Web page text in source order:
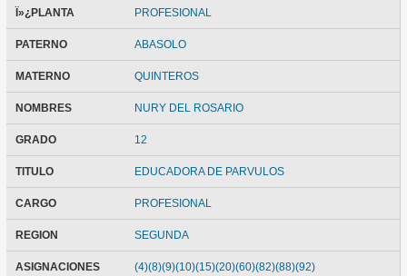
Ï»¿PLANTA PROFESIONAL
PATERNO ABASOLO
MATERNO QUINTEROS
NOMBRES NURY DEL ROSARIO
GRADO 12
TITULO EDUCADORA DE PARVULOS
CARGO PROFESIONAL
REGION SEGUNDA
ASIGNACIONES (4)(8)(9)(10)(15)(20)(60)(82)(88)(92)